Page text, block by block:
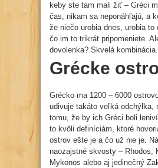
keby ste tam mali žiť – Gréci
čas, nikam sa neponáhľajú, a
že niečo urobia dnes, urobia to
čo im to trikrát pripomeniete.
dovolenka? Skvelá kombinácia.
Grécke
Grécko ma 1200 – 6000
udivuje takáto veľká odchýlka,
tomu, že by ich Gréci boli
to kvôli definíciám, ktoré
ostrov ešte je a čo už nie je.
naozajstné skvosty – Rhodos,
Mykonos alebo aj jedinečný